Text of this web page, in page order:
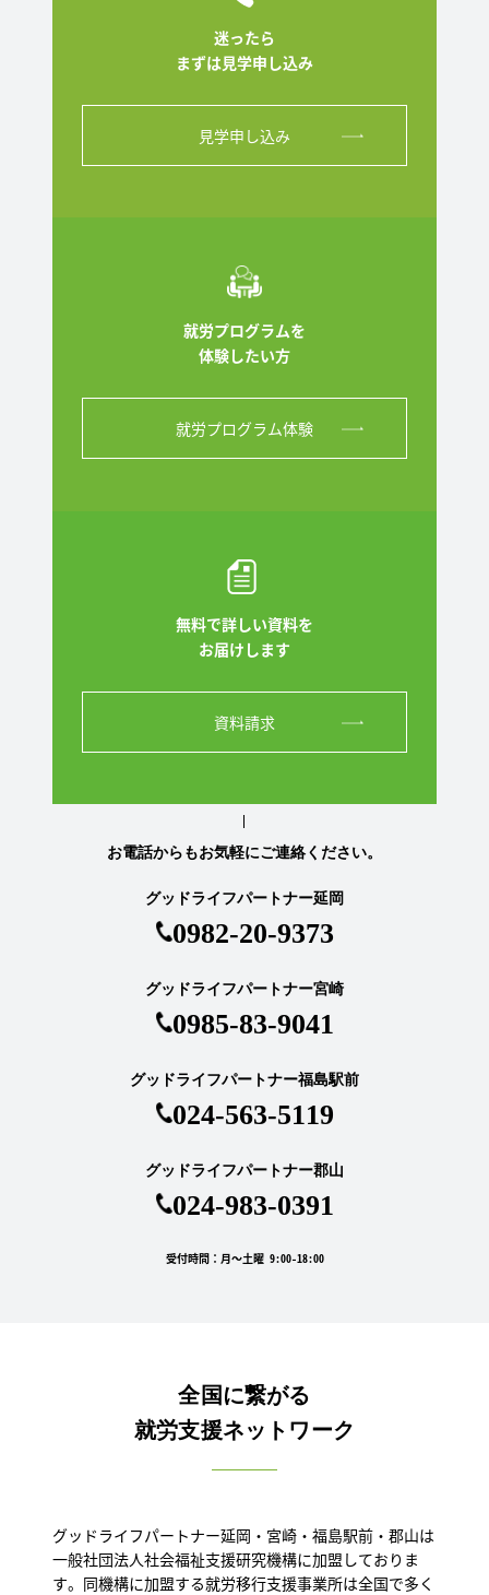
迷ったら
まずは見学申し込み
見学申し込み
就労プログラムを
体験したい方
就労プログラム体験
無料で詳しい資料を
お届けします
資料請求
お電話からもお気軽にご連絡ください。
グッドライフパートナー延岡
0982-20-9373
グッドライフパートナー宮崎
0985-83-9041
グッドライフパートナー福島駅前
024-563-5119
グッドライフパートナー郡山
024-983-0391
受付時間：月～土曜 9:00-18:00
全国に繋がる
就労支援ネットワーク
グッドライフパートナー延岡・宮崎・福島駅前・郡山は
一般社団法人社会福祉支援研究機構に加盟しておりま
す。同機構に加盟する就労移行支援事業所は全国で多く